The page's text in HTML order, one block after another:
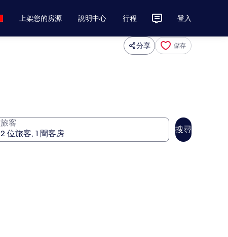
上架您的房源 說明中心 行程 登入
分享 儲存
旅客
搜尋